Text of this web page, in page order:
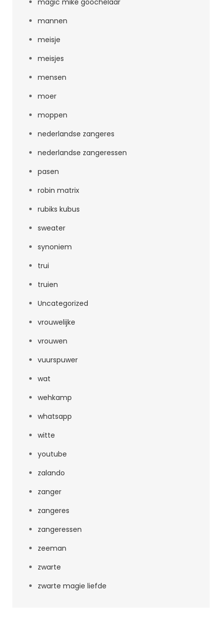
magic mike goochelaar
mannen
meisje
meisjes
mensen
moer
moppen
nederlandse zangeres
nederlandse zangeressen
pasen
robin matrix
rubiks kubus
sweater
synoniem
trui
truien
Uncategorized
vrouwelijke
vrouwen
vuurspuwer
wat
wehkamp
whatsapp
witte
youtube
zalando
zanger
zangeres
zangeressen
zeeman
zwarte
zwarte magie liefde